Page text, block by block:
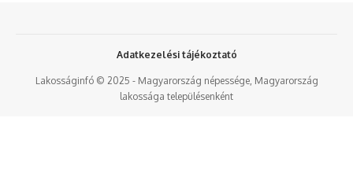
Lakosságinfó © 2025 - Magyarország népessége, Magyarország
lakossága településenként
Adatkezelési tájékoztató